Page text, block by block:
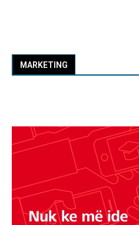
MARKETING